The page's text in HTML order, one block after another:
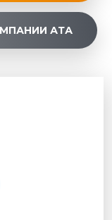
АТА